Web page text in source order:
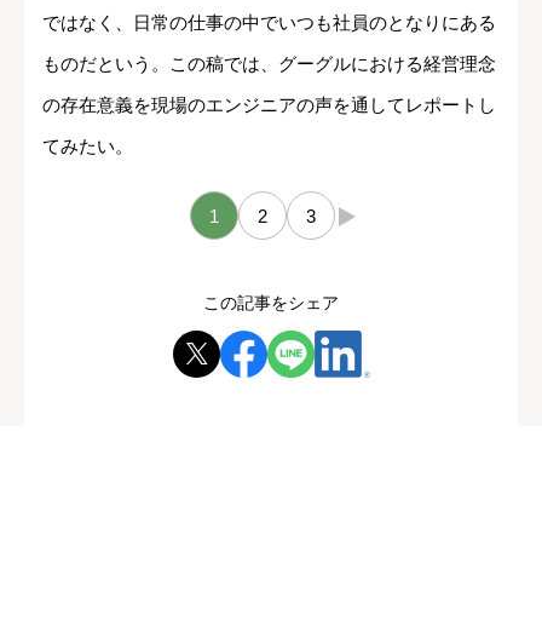
ではなく、日常の仕事の中でいつも社員のとなりにある
ものだという。この稿では、グーグルにおける経営理念
の存在意義を現場のエンジニアの声を通してレポートし
てみたい。
1 2 3 →
この記事をシェア